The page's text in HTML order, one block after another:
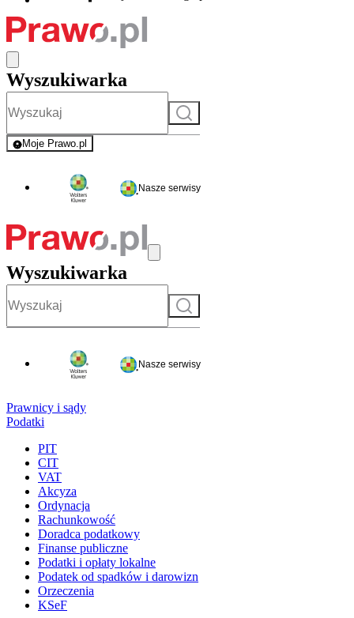
Wyszukiwarka
Szukaj
Moje Prawo.pl
- rejestracja i logowanie do serwisu
Nasze serwisy
Wyszukiwarka
Szukaj
Nasze serwisy
Prawnicy i sądy
Podatki
PIT
CIT
VAT
Akcyza
Ordynacja
Rachunkowość
Doradca podatkowy
Finanse publiczne
Podatki i opłaty lokalne
Podatek od spadków i darowizn
Orzeczenia
KSeF